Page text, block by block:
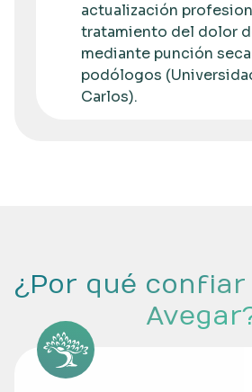
actualización
tratamiento del dolor
mediante punción seca
podólogos
Carlos).
¿Por qué confiar